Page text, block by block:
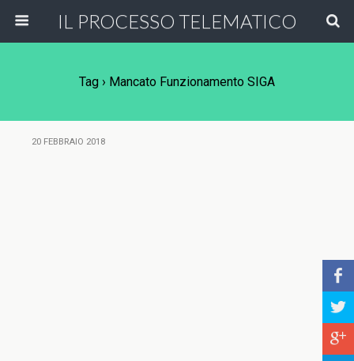
IL PROCESSO TELEMATICO
Tag › Mancato Funzionamento SIGA
20 FEBBRAIO 2018
b
a
c